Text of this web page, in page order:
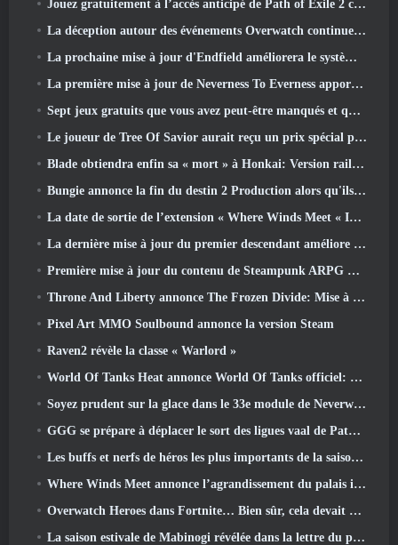
Jouez gratuitement à l’accès anticipé de Path of Exile 2 ce week-end
La déception autour des événements Overwatch continue 10 Année anniversaire
La prochaine mise à jour d'Endfield améliorera le système d'usine
La première mise à jour de Neverness To Everness apporte beaucoup à la table
Sept jeux gratuits que vous avez peut-être manqués et qui font partie du Steam Ocean Fest
Le joueur de Tree Of Savior aurait reçu un prix spécial pour avoir dépensé 100 000 $ dans le jeu
Blade obtiendra enfin sa « mort » à Honkai: Version rail étoile 4.3
Bungie annonce la fin du destin 2 Production alors qu'ils se préparent à travailler sur de nouveaux projets
La date de sortie de l’extension « Where Winds Meet « Imperial Palace » est annoncée
La dernière mise à jour du premier descendant améliore la boucle agricole et met à jour le mode Assaut
Première mise à jour du contenu de Steampunk ARPG Crystalfall pour répondre aux « préoccupations des joueurs clés »
Throne And Liberty annonce The Frozen Divide: Mise à jour Nix
Pixel Art MMO Soulbound annonce la version Steam
Raven2 révèle la classe « Warlord »
World Of Tanks Heat annonce World Of Tanks officiel: Date de lancement de CHALEUR
Soyez prudent sur la glace dans le 33e module de Neverwinter, Froid mordant
GGG se prépare à déplacer le sort des ligues vaal de Path Of Exile 2 avant le lancement du retour des anciens
Les buffs et nerfs de héros les plus importants de la saison 8
Where Winds Meet annonce l’agrandissement du palais impérial et partage une feuille de route de contenu « massive »
Overwatch Heroes dans Fortnite… Bien sûr, cela devait arriver
La saison estivale de Mabinogi révélée dans la lettre du producteur